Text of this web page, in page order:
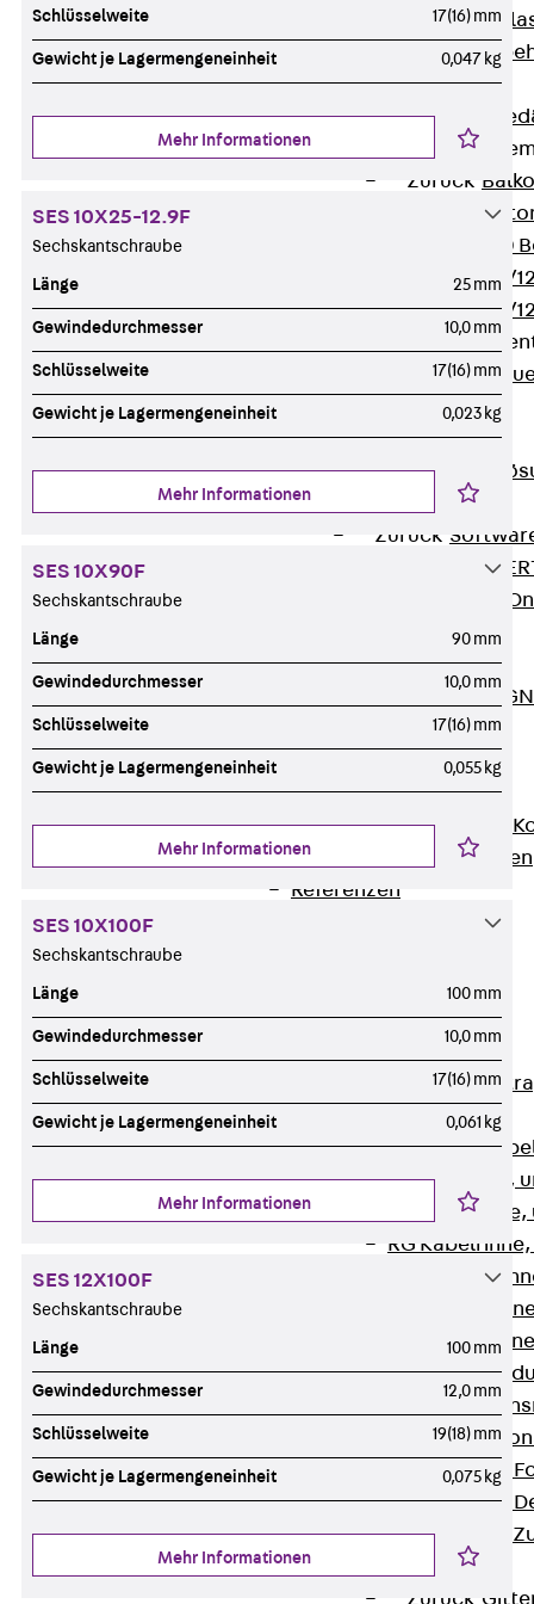
Wärmedämmung
Zurück
Zurück
ISOPRO®
ISOPRO® 120
ISOPRO® 80/
ISOPRO® 80/
Zurück
ISOMUR®
Digitale Lösungen
Zurück Digitale
Zurück
JORDAHL®
JORDAHL® JVB
ISOCHECK
ISODESIGN
FERBOX®-
CAD und BIM
Zurück Services
Beratung, Planung,
Individuelle Lösungen
Referenzen
Zurück Produkte
Kabeltragsysteme
Zurück
Kabelrinnen
Zurück
R Kabelrinne,
RS
RG
RGM
RGS
RGL
RI
RIS
Kabelrinnen-
Kabelrinnen-
Kabelrinnen-
Gitterbahnen
Zurück
Schlüsselweite 17(16) mm
Gewicht je Lagermengeneinheit 0,047 kg
Mehr Informationen
SES 10X25-12.9F
Sechskantschraube
Länge 25 mm
Gewindedurchmesser 10,0 mm
Schlüsselweite 17(16) mm
Gewicht je Lagermengeneinheit 0,023 kg
Mehr Informationen
SES 10X90F
Sechskantschraube
Länge 90 mm
Gewindedurchmesser 10,0 mm
Schlüsselweite 17(16) mm
Gewicht je Lagermengeneinheit 0,055 kg
Mehr Informationen
SES 10X100F
Sechskantschraube
Länge 100 mm
Gewindedurchmesser 10,0 mm
Schlüsselweite 17(16) mm
Gewicht je Lagermengeneinheit 0,061 kg
Mehr Informationen
SES 12X100F
Sechskantschraube
Länge 100 mm
Gewindedurchmesser 12,0 mm
Schlüsselweite 19(18) mm
Gewicht je Lagermengeneinheit 0,075 kg
Mehr Informationen